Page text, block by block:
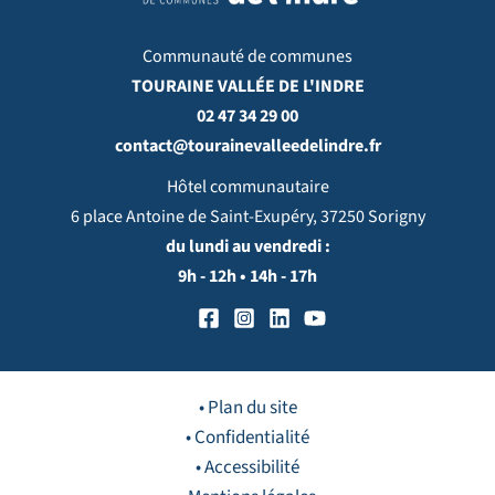
Communauté de communes
TOURAINE VALLÉE DE L'INDRE
02 47 34 29 00
contact@tourainevalleedelindre.fr
Hôtel communautaire
6 place Antoine de Saint-Exupéry, 37250 Sorigny
du lundi au vendredi :
9h - 12h • 14h - 17h
• Plan du site
• Confidentialité
• Accessibilité